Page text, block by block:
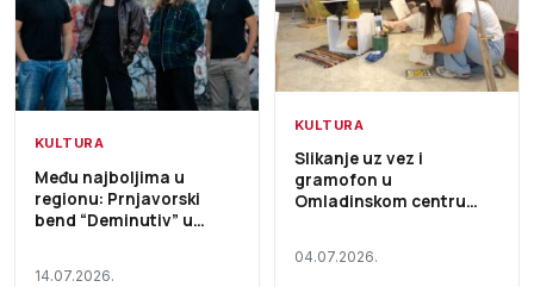
KULTURA
Među najboljima u
regionu: Prnjavorski
bend “Deminutiv” u
14.07.2026.
KULTURA
Slikanje uz vez i
gramofon u
Omladinskom centru
04.07.2026.